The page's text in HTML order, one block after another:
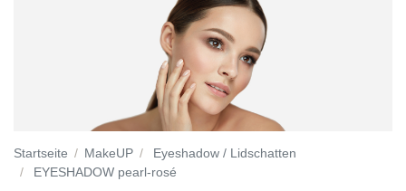
Startseite MakeUP
Eyeshadow / Lidschatten
EYESHADOW pearl-rosé